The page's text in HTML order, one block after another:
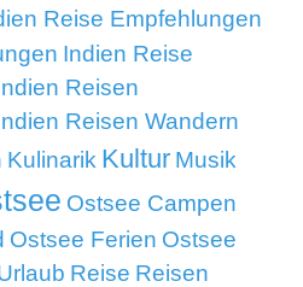
Reise Empfehlungen
Indien Reise
Reisen
Reisen Wandern
Kulinarik Kultur Musik
Ostsee Campen
Ostsee Ferien Ostsee
Reise Reisen